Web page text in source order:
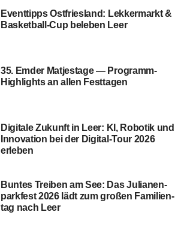
Event­tipps Ost­fries­land: Lek­ker­markt &
Basketball‑Cup bele­ben Leer
35. Emder Mat­jes­ta­ge — Pro­gramm-
High­lights an allen Festtagen
Digi­ta­le Zukunft in Leer: KI, Robo­tik und
Inno­va­ti­on bei der Digi­tal-Tour 2026
erleben
Bun­tes Trei­ben am See: Das Julia­nen­
park­fest 2026 lädt zum gro­ßen Fami­li­en­
tag nach Leer